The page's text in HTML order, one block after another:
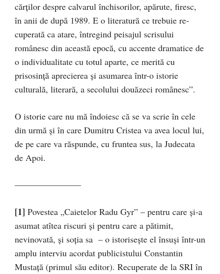
cărților despre calvarul închisorilor, apărute, firesc,
în anii de după 1989. E o literatură ce trebuie re­
cuperată ca atare, întregind peisajul scrisului
românesc din această epocă, cu accente dramatice de
o individua­litate cu totul aparte, ce merită cu
prisosință aprecierea și asumarea într-o istorie
culturală, literară, a secolului douăzeci românesc”.
O istorie care nu mă îndoiesc că se va scrie în cele
din urmă și în care Dumitru Cristea va avea locul lui,
de pe care va răspunde, cu fruntea sus, la Judecata
de Apoi.
–––––––––––––––
[1] Povestea „Caietelor Radu Gyr” – pentru care și-a
asumat atîtea riscuri și pentru care a pătimit,
nevinovată, și soția sa – o istorisește el însuși într-un
amplu interviu acordat publicistului Constantin
Mustață (primul său editor). Recuperate de la SRI în